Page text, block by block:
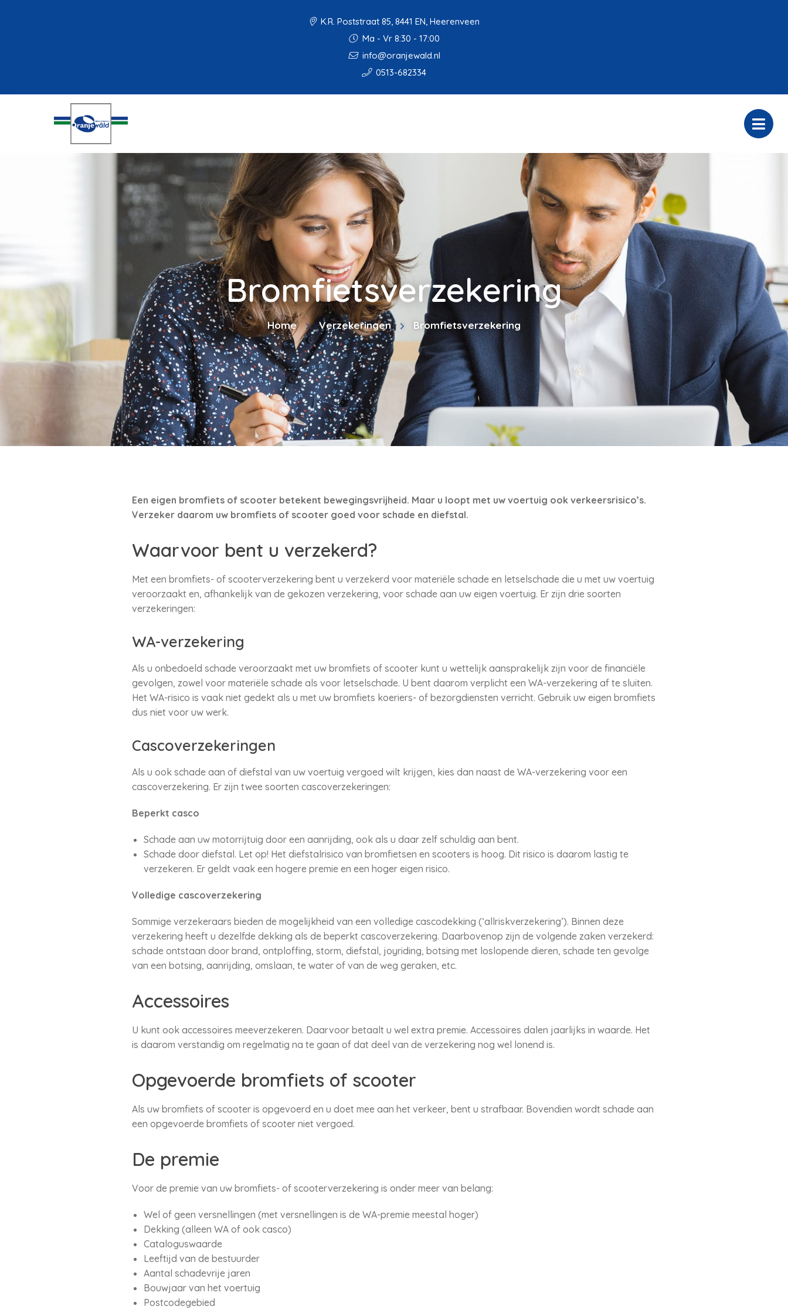
K.R. Poststraat 85, 8441 EN, Heerenveen
Ma - Vr 8:30 - 17:00
info@oranjewald.nl
0513-682334
Bromfietsverzekering
Home Verzekeringen Bromfietsverzekering
Een eigen bromfiets of scooter betekent bewegingsvrijheid. Maar u loopt met uw voertuig ook verkeersrisico’s.
Verzeker daarom uw bromfiets of scooter goed voor schade en diefstal.
Waarvoor bent u verzekerd?
Met een bromfiets- of scooterverzekering bent u verzekerd voor materiële schade en letselschade die u met uw voertuig
veroorzaakt en, afhankelijk van de gekozen verzekering, voor schade aan uw eigen voertuig. Er zijn drie soorten
verzekeringen:
WA-verzekering
Als u onbedoeld schade veroorzaakt met uw bromfiets of scooter kunt u wettelijk aansprakelijk zijn voor de financiële
gevolgen, zowel voor materiële schade als voor letselschade. U bent daarom verplicht een WA-verzekering af te sluiten.
Het WA-risico is vaak niet gedekt als u met uw bromfiets koeriers- of bezorgdiensten verricht. Gebruik uw eigen bromfiets
dus niet voor uw werk.
Cascoverzekeringen
Als u ook schade aan of diefstal van uw voertuig vergoed wilt krijgen, kies dan naast de WA-verzekering voor een
cascoverzekering. Er zijn twee soorten cascoverzekeringen:
Beperkt casco
Schade aan uw motorrijtuig door een aanrijding, ook als u daar zelf schuldig aan bent.
Schade door diefstal. Let op! Het diefstalrisico van bromfietsen en scooters is hoog. Dit risico is daarom lastig te
verzekeren. Er geldt vaak een hogere premie en een hoger eigen risico.
Volledige cascoverzekering
Sommige verzekeraars bieden de mogelijkheid van een volledige cascodekking (‘allriskverzekering’). Binnen deze
verzekering heeft u dezelfde dekking als de beperkt cascoverzekering. Daarbovenop zijn de volgende zaken verzekerd:
schade ontstaan door brand, ontploffing, storm, diefstal, joyriding, botsing met loslopende dieren, schade ten gevolge
van een botsing, aanrijding, omslaan, te water of van de weg geraken, etc.
Accessoires
U kunt ook accessoires meeverzekeren. Daarvoor betaalt u wel extra premie. Accessoires dalen jaarlijks in waarde. Het
is daarom verstandig om regelmatig na te gaan of dat deel van de verzekering nog wel lonend is.
Opgevoerde bromfiets of scooter
Als uw bromfiets of scooter is opgevoerd en u doet mee aan het verkeer, bent u strafbaar. Bovendien wordt schade aan
een opgevoerde bromfiets of scooter niet vergoed.
De premie
Voor de premie van uw bromfiets- of scooterverzekering is onder meer van belang:
Wel of geen versnellingen (met versnellingen is de WA-premie meestal hoger)
Dekking (alleen WA of ook casco)
Cataloguswaarde
Leeftijd van de bestuurder
Aantal schadevrije jaren
Bouwjaar van het voertuig
Postcodegebied